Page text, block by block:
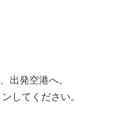
出発空港へ。
してください。